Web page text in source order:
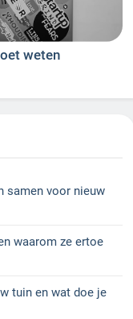
weten
samen voor nieuw
waarom ze ertoe
tuin en wat doe je